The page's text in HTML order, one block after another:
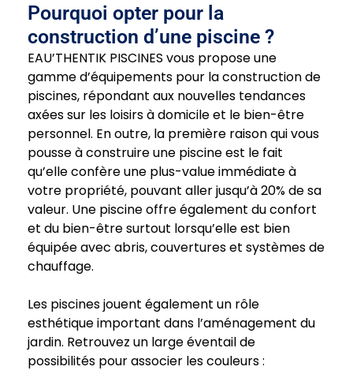
Pourquoi opter pour la
construction d’une piscine ?
EAU’THENTIK PISCINES vous propose une
gamme d’équipements pour la construction de
piscines, répondant aux nouvelles tendances
axées sur les loisirs à domicile et le bien-être
personnel. En outre, la première raison qui vous
pousse à construire une piscine est le fait
qu’elle confère une plus-value immédiate à
votre propriété, pouvant aller jusqu’à 20% de sa
valeur. Une piscine offre également du confort
et du bien-être surtout lorsqu’elle est bien
équipée avec abris, couvertures et systèmes de
chauffage.
Les piscines jouent également un rôle
esthétique important dans l’aménagement du
jardin. Retrouvez un large éventail de
possibilités pour associer les couleurs :